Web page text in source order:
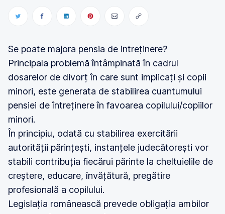
Se poate majora pensia de intreținere?
Principala problemă întâmpinată în cadrul
dosarelor de divorț în care sunt implicați și copii
minori, este generata de stabilirea cuantumului
pensiei de întreținere în favoarea copilului/copiilor
minori.
În principiu, odată cu stabilirea exercitării
autorității părințești, instanțele judecătorești vor
stabili contribuția fiecărui părinte la cheltuielile de
creștere, educare, învățătură, pregătire
profesională a copilului.
Legislația românească prevede obligația ambilor